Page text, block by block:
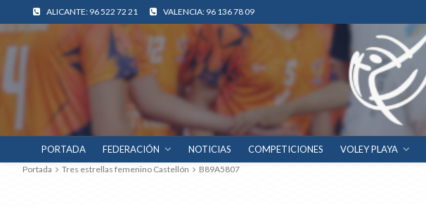
ALICANTE: 96 522 72 21 VALENCIA: 96 136 78 09
PORTADA FEDERACIÓN NOTICIAS COMPETICIONES VOLEY PLAYA
Portada Tres estrellas femenino Castellón B89A5807